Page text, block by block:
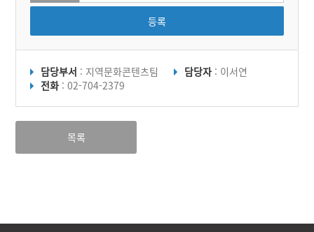
등록
담당부서 : 지역문화콘텐츠팀 담당자 : 이서연
전화 : 02-704-2379
목록